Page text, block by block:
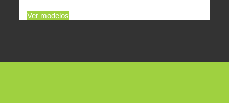
Ver modelos